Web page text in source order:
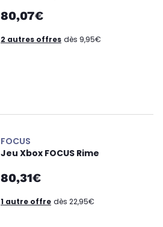
80,07€
2 autres offres dès 9,95€
FOCUS
Jeu Xbox FOCUS Rime
80,31€
1 autre offre dès 22,95€